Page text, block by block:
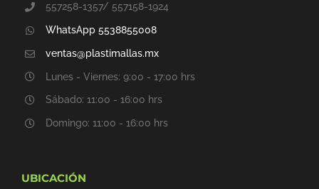
557258-1357/ 557158-1924
WhatsApp 5538855008
ventas@plastimallas.mx
Lunes - Viernes: 9:00 - 17:00 hrs
Sábado: 11:00 - 16:00 hrs
Domingo: 11:00 - 16:00 hrs
UBICACIÓN